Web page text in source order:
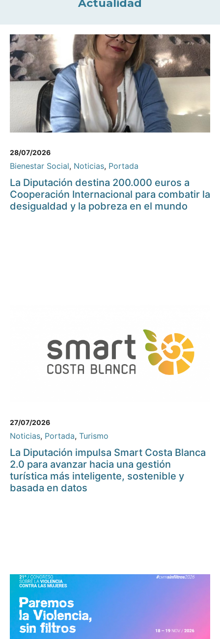
Actualidad
28/07/2026
Bienestar Social, Noticias, Portada
La Diputación destina 200.000 euros a
Cooperación Internacional para combatir la
desigualdad y la pobreza en el mundo
27/07/2026
Noticias, Portada, Turismo
La Diputación impulsa Smart Costa Blanca
2.0 para avanzar hacia una gestión
turística más inteligente, sostenible y
basada en datos